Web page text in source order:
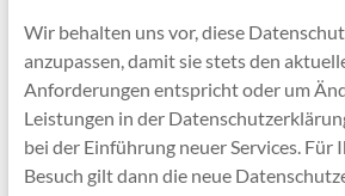
Wir behalten uns vor, diese
anzupassen, damit sie stets den
Anforderungen entspricht oder um
Leistungen in der
bei der Einführung neuer Services. Für
Besuch gilt dann die neue